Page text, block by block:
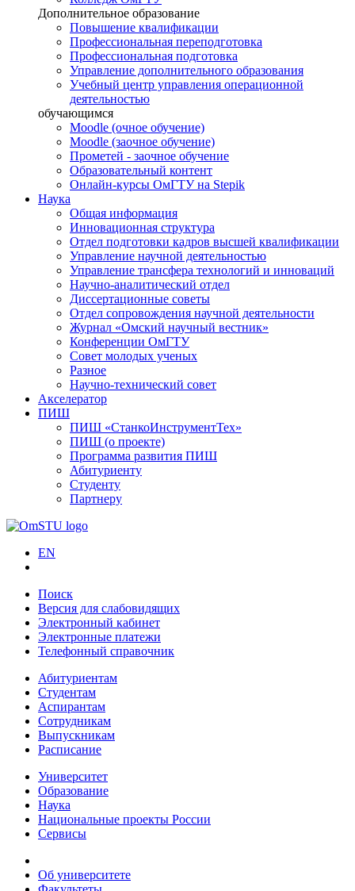
Дополнительное образование
Повышение квалификации
Профессиональная переподготовка
Профессиональная подготовка
Управление дополнительного образования
Учебный центр управления операционной
деятельностью
обучающимся
Moodle (очное обучение)
Moodle (заочное обучение)
Прометей - заочное обучение
Образовательный контент
Онлайн-курсы ОмГТУ на Stepik
Наука
Общая информация
Инновационная структура
Отдел подготовки кадров высшей квалификации
Управление научной деятельностью
Управление трансфера технологий и инноваций
Научно-аналитический отдел
Диссертационные советы
Отдел сопровождения научной деятельности
Журнал «Омский научный вестник»
Конференции ОмГТУ
Совет молодых ученых
Разное
Научно-технический совет
Акселератор
ПИШ
ПИШ «СтанкоИнструментТех»
ПИШ (о проекте)
Программа развития ПИШ
Абитуриенту
Студенту
Партнеру
EN
Поиск
Версия для слабовидящих
Электронный кабинет
Электронные платежи
Телефонный справочник
Абитуриентам
Студентам
Аспирантам
Сотрудникам
Выпускникам
Расписание
Университет
Образование
Наука
Национальные проекты России
Сервисы
Об университете